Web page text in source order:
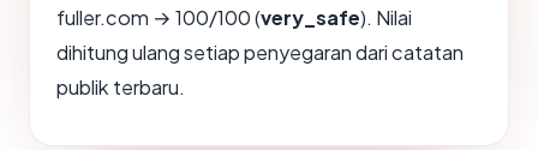
fuller.com → 100/100 (very_safe). Nilai
dihitung ulang setiap penyegaran dari catatan
publik terbaru.